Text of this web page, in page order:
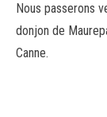
Nous passerons
donjon de
Canne.